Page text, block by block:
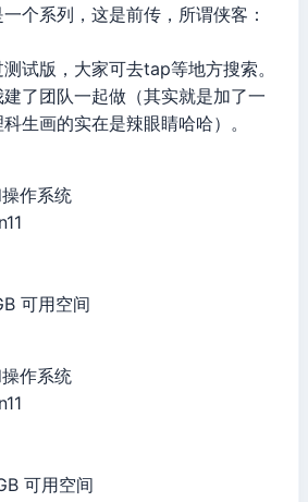
一个系列，这是前传，所谓侠客：
试版，大家可去tap等地方搜索。
了团队一起做（其实就是加了一
生画的实在是辣眼睛哈哈）。
作系统
可用空间
作系统
可用空间